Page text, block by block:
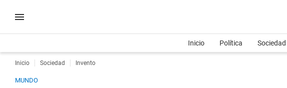
Inicio Política Sociedad
Inicio Sociedad Invento
MUNDO